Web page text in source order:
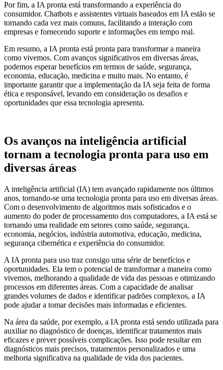
Por fim, a IA pronta está transformando a experiência do
consumidor. Chatbots e assistentes virtuais baseados em IA estão se
tornando cada vez mais comuns, facilitando a interação com
empresas e fornecendo suporte e informações em tempo real.
Em resumo, a IA pronta está pronta para transformar a maneira
como vivemos. Com avanços significativos em diversas áreas,
podemos esperar benefícios em termos de saúde, segurança,
economia, educação, medicina e muito mais. No entanto, é
importante garantir que a implementação da IA seja feita de forma
ética e responsável, levando em consideração os desafios e
oportunidades que essa tecnologia apresenta.
Os avanços na inteligência artificial
tornam a tecnologia pronta para uso em
diversas áreas
A inteligência artificial (IA) tem avançado rapidamente nos últimos
anos, tornando-se uma tecnologia pronta para uso em diversas áreas.
Com o desenvolvimento de algoritmos mais sofisticados e o
aumento do poder de processamento dos computadores, a IA está se
tornando uma realidade em setores como saúde, segurança,
economia, negócios, indústria automotiva, educação, medicina,
segurança cibernética e experiência do consumidor.
A IA pronta para uso traz consigo uma série de benefícios e
oportunidades. Ela tem o potencial de transformar a maneira como
vivemos, melhorando a qualidade de vida das pessoas e otimizando
processos em diferentes áreas. Com a capacidade de analisar
grandes volumes de dados e identificar padrões complexos, a IA
pode ajudar a tomar decisões mais informadas e eficientes.
Na área da saúde, por exemplo, a IA pronta está sendo utilizada para
auxiliar no diagnóstico de doenças, identificar tratamentos mais
eficazes e prever possíveis complicações. Isso pode resultar em
diagnósticos mais precisos, tratamentos personalizados e uma
melhoria significativa na qualidade de vida dos pacientes.